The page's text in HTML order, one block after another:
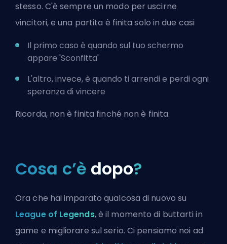
stesso. C'è sempre un modo per uscirne
vincitori, e una partita è finita solo in due casi
Il primo caso è quando sul tuo schermo
appare 'Sconfitta'
L'altro, invece, è quando ti arrendi e perdi ogni
speranza di vincere
Ricorda, non è finita finché non è finita.
Cosa c’è dopo?
Ora che hai imparato qualcosa di nuovo su
League of Legends, è il momento di buttarti in
game e migliorare sul serio. Ci pensiamo noi ad